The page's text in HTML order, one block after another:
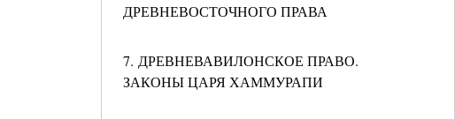
ДРЕВНЕВОСТОЧНОГО ПРАВА
7. ДРЕВНЕВАВИЛОНСКОЕ ПРАВО.
ЗАКОНЫ ЦАРЯ ХАММУРАПИ